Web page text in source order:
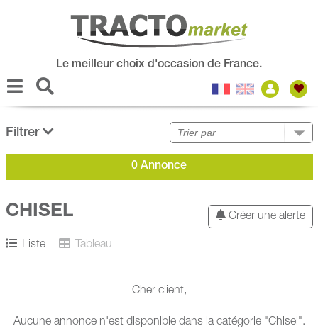
Le meilleur choix d'occasion de France.
Filtrer
0 Annonce
Créer une alerte
CHISEL
Liste Tableau
Cher client,
Aucune annonce n'est disponible dans la catégorie "Chisel".